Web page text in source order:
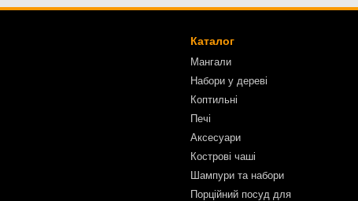
Каталог
Мангали
Набори у дереві
Коптильні
Печі
Аксесуари
Кострові чаші
Шампури та набори
Порційний посуд для